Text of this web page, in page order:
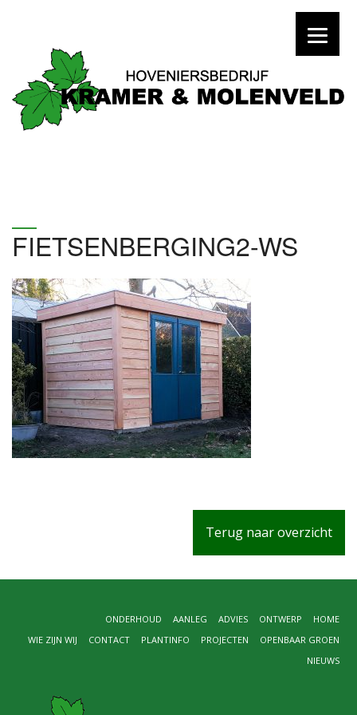
FIETSENBERGING2-WS
Terug naar overzicht
HOME
ONTWERP
ADVIES
AANLEG
ONDERHOUD
OPENBAAR GROEN
PROJECTEN
PLANTINFO
CONTACT
WIE ZIJN WIJ
NIEUWS